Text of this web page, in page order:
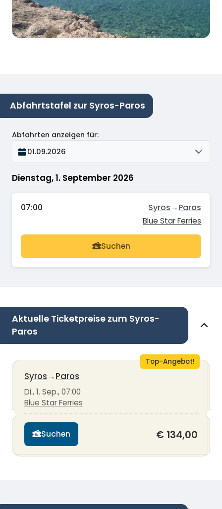
Abfahrtstafel zur Syros-Paros
Dienstag, 1. September 2026
Abfahrten anzeigen für:
01.09.2026
07:00 Syros→Paros
Blue Star Ferries
Suchen
Aktuelle Ticketpreise zum Syros-
Paros
Top-Angebot!
Syros→Paros
Di., 1. Sep., 07:00
Blue Star Ferries
Suchen € 134,00